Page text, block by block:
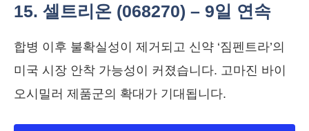
15. 셀트리온 (068270) – 9일 연속
합병 이후 불확실성이 제거되고 신약 ‘짐펜트라’의
미국 시장 안착 가능성이 커졌습니다. 고마진 바이
오시밀러 제품군의 확대가 기대됩니다.